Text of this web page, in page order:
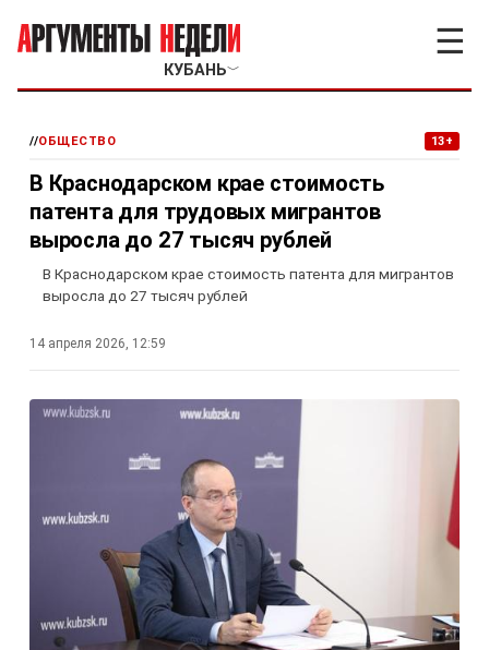
КУБАНЬ﹀
☰
//ОБЩЕСТВО 13+
В Краснодарском крае стоимость
патента для трудовых мигрантов
выросла до 27 тысяч рублей
В Краснодарском крае стоимость патента для мигрантов
выросла до 27 тысяч рублей
14 апреля 2026, 12:59